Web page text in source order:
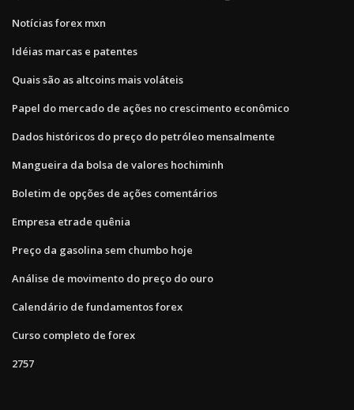
Notícias forex mxn
Idéias marcas e patentes
Quais são as altcoins mais voláteis
Papel do mercado de ações no crescimento econômico
Dados históricos do preço do petróleo mensalmente
Mangueira da bolsa de valores hochiminh
Boletim de opções de ações comentários
Empresa etrade quênia
Preço da gasolina sem chumbo hoje
Análise de movimento do preço do ouro
Calendário de fundamentos forex
Curso completo de forex
2757